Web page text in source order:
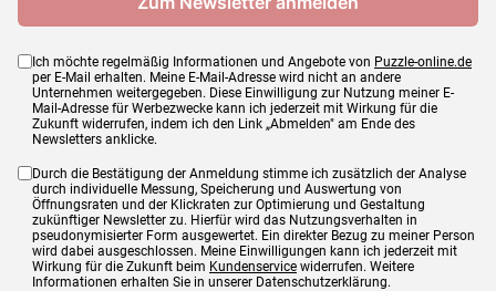
Ich möchte regelmäßig Informationen und Angebote von Puzzle-online.de
per E-Mail erhalten. Meine E-Mail-Adresse wird nicht an andere
Unternehmen weitergegeben. Diese Einwilligung zur Nutzung meiner E-
Mail-Adresse für Werbezwecke kann ich jederzeit mit Wirkung für die
Zukunft widerrufen, indem ich den Link „Abmelden" am Ende des
Newsletters anklicke.
Durch die Bestätigung der Anmeldung stimme ich zusätzlich der Analyse
durch individuelle Messung, Speicherung und Auswertung von
Öffnungsraten und der Klickraten zur Optimierung und Gestaltung
zukünftiger Newsletter zu. Hierfür wird das Nutzungsverhalten in
pseudonymisierter Form ausgewertet. Ein direkter Bezug zu meiner Person
wird dabei ausgeschlossen. Meine Einwilligungen kann ich jederzeit mit
Wirkung für die Zukunft beim Kundenservice widerrufen. Weitere
Informationen erhalten Sie in unserer Datenschutzerklärung.